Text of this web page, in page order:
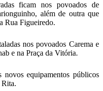
ficam nos povoados de
além de outra que
Rua Figueiredo.
nos povoados Carema e
e na Praça da Vitória.
equipamentos públicos
Rita.